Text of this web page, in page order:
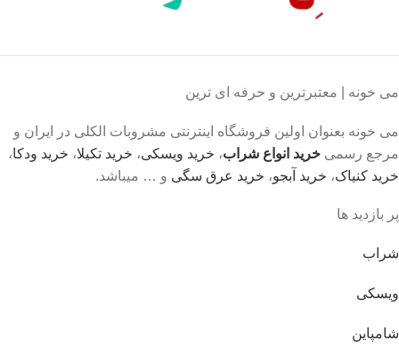
می خونه | معتبرترین و حرفه ای ترین
می خونه بعنوان اولین فروشگاه اینترنتی مشروبات الکلی در ایران و
مرجع رسمی خرید انواع شراب، خرید ویسکی، خرید تکیلا، خرید ودکا،
خرید کنیاک، خرید آبجو، خرید عرق سگی و … میباشد.
پر بازدید ها
شراب
ویسکی
شامپاین